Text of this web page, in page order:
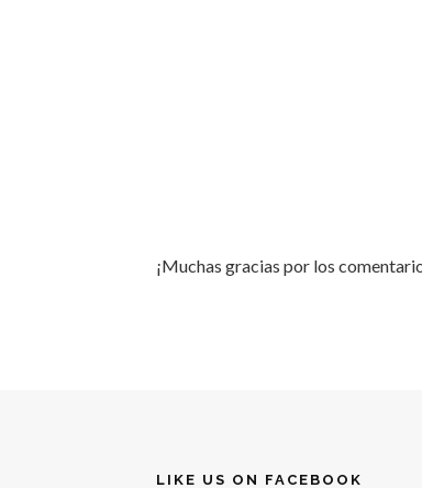
¡Muchas gracias por los
LIKE US ON FACEBOOK